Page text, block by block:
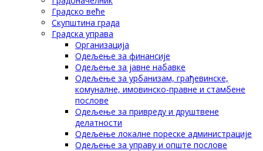
Градско веће
Скупштина града
Градска управа
Организација
Одељење за финансије
Одељење за јавне набавке
Одељење за урбанизам, грађевинске,
комуналне, имовинско-правне и стамбене
послове
Одељење за привреду и друштвене
делатности
Одељење локалне пореске администрације
Одељење за управу и опште послове